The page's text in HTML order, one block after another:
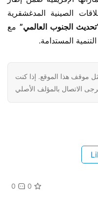
الجنوب العالمي”​
المستدامة.
موقف هذا الموقع. إذا كنت
الاتصال بالمؤلف الأصلي
0
0